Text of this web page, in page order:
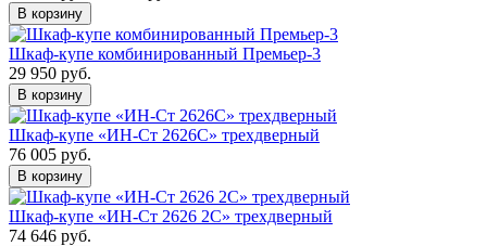
В корзину
Шкаф-купе комбинированный Премьер-3
29 950 руб.
В корзину
Шкаф-купе «ИН-Ст 2626С» трехдверный
76 005 руб.
В корзину
Шкаф-купе «ИН-Ст 2626 2С» трехдверный
74 646 руб.